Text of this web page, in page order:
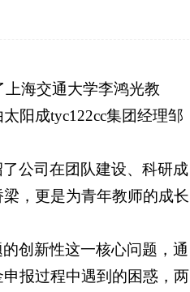
海交通大学李鸿光教
阳成tyc122cc集团经理邹
公司在团队建设、科研成
，更是为青年教师的成长
创新性这一核心问题，通
报过程中遇到的困惑，两